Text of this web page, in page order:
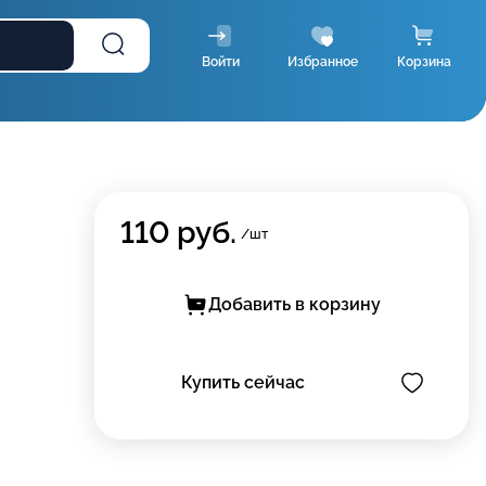
Войти Избранное Корзина
110 руб. /шт
Добавить в корзину
Купить сейчас